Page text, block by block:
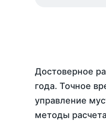
Достоверное
года. Точное
управление
методы